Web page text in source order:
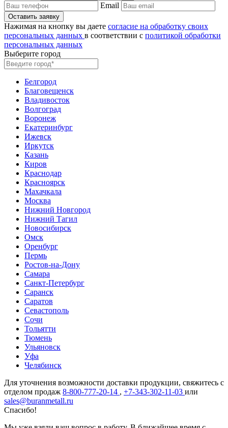
Email
Нажимая на кнопку вы даете согласие на обработку своих
персональных данных в соответствии с политикой обработки
персональных данных
Выберите город
Белгород
Благовещенск
Владивосток
Волгоград
Воронеж
Екатеринбург
Ижевск
Иркутск
Казань
Киров
Краснодар
Красноярск
Махачкала
Москва
Нижний Новгород
Нижний Тагил
Новосибирск
Омск
Оренбург
Пермь
Ростов-на-Дону
Самара
Санкт-Петербург
Саранск
Саратов
Севастополь
Сочи
Тольятти
Тюмень
Ульяновск
Уфа
Челябинск
Для уточнения возможности доставки продукции, свяжитесь с
отделом продаж 8-800-777-20-14 , +7-343-302-11-03 или
sales@buranmetall.ru
Спасибо!